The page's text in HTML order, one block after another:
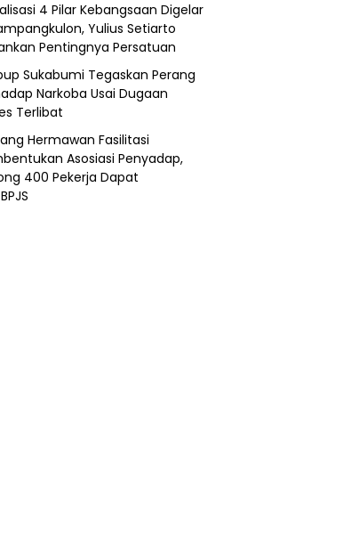
4 Pilar Kebangsaan Digelar
Yulius Setiarto
Pentingnya Persatuan
Sukabumi Tegaskan Perang
Narkoba Usai Dugaan
Terlibat
Hermawan Fasilitasi
Asosiasi Penyadap,
400 Pekerja Dapat